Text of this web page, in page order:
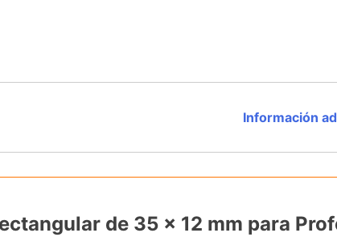
Información
de 35 x 12 mm para